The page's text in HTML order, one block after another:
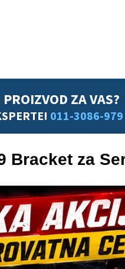
ZA VAS?
011-3086-979
Bracket za